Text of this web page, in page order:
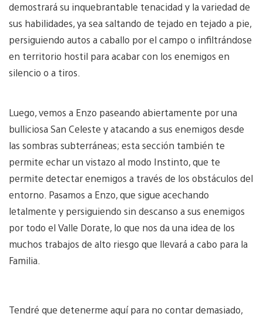
demostrará su inquebrantable tenacidad y la variedad de
sus habilidades, ya sea saltando de tejado en tejado a pie,
persiguiendo autos a caballo por el campo o infiltrándose
en territorio hostil para acabar con los enemigos en
silencio o a tiros.
Luego, vemos a Enzo paseando abiertamente por una
bulliciosa San Celeste y atacando a sus enemigos desde
las sombras subterráneas; esta sección también te
permite echar un vistazo al modo Instinto, que te
permite detectar enemigos a través de los obstáculos del
entorno. Pasamos a Enzo, que sigue acechando
letalmente y persiguiendo sin descanso a sus enemigos
por todo el Valle Dorate, lo que nos da una idea de los
muchos trabajos de alto riesgo que llevará a cabo para la
Familia.
Tendré que detenerme aquí para no contar demasiado,